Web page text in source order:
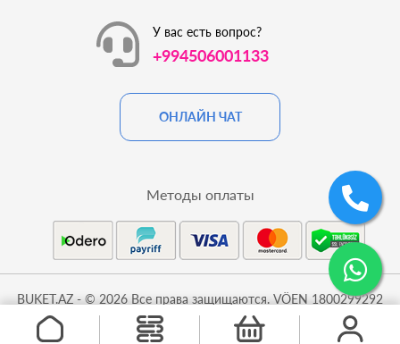
У вас есть вопрос?
+994506001133
ОНЛАЙН ЧАТ
BUKET.AZ - © 2026 Все права защищаются. VÖEN 1800299292
Методы оплаты